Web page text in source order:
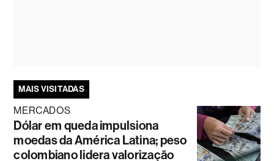
MAIS VISITADAS
MERCADOS
Dólar em queda impulsiona
moedas da América Latina; peso
colombiano lidera valorização